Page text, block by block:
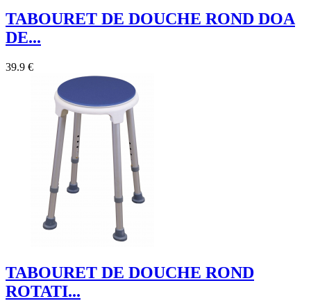
TABOURET DE DOUCHE ROND DOA
DE...
39.9 €
TABOURET DE DOUCHE ROND
ROTATI...